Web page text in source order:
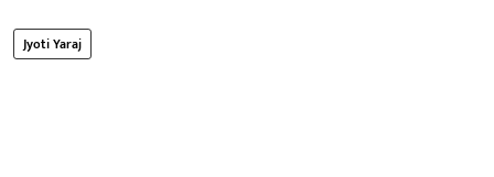
Jyoti Yaraj